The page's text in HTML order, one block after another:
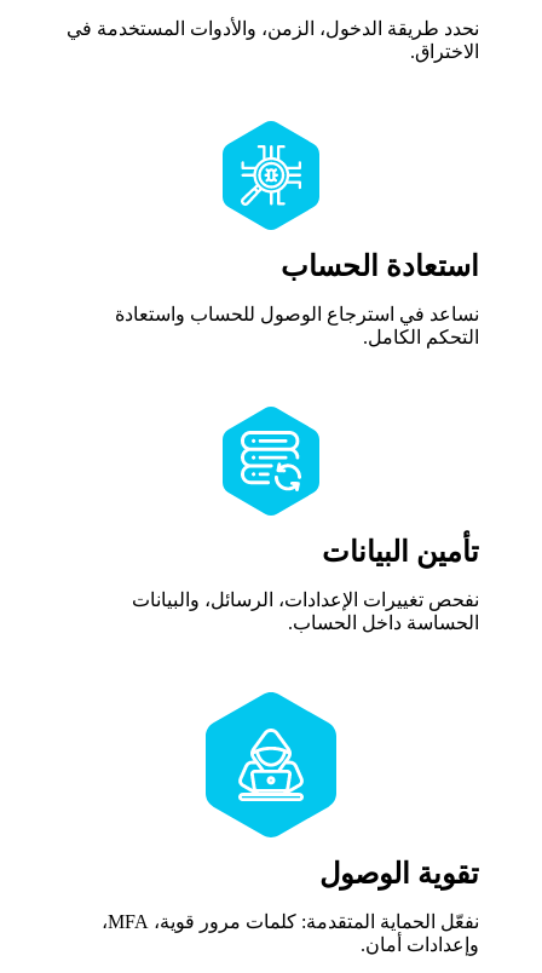
نحدد طريقة الدخول، الزمن، والأدوات المستخدمة في
الاختراق.
استعادة الحساب
نساعد في استرجاع الوصول للحساب واستعادة
التحكم الكامل.
تأمين البيانات
نفحص تغييرات الإعدادات، الرسائل، والبيانات
الحساسة داخل الحساب.
تقوية الوصول
نفعّل الحماية المتقدمة: كلمات مرور قوية، MFA،
وإعدادات أمان.